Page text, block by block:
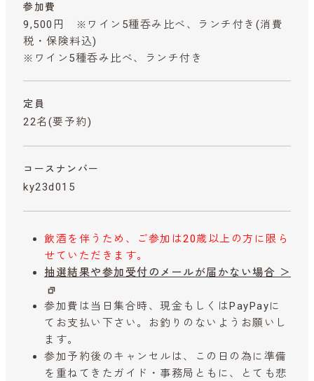
参加費
9,500円 ※ワイン5種呑み比べ、ランチ付き (消費
税・保険料込)
※ワイン5種呑み比べ、ランチ付き
定員
22名(要予約)
コースナンバー
ky23d015
飲酒を伴うため、ご参加は20歳以上の方に限ら
せていただきます。
抽選結果や参加受付のメールが届かない場合 ＞
参加費は当日集合時、現金もしくはPayPayに
てお支払い下さい。お釣りのないようお願いし
ます。
参加予約後のキャンセルは、この日の為に準備
を重ねてきたガイド・事務局ともに、とても悲